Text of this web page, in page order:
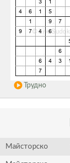
Трудно
Майсторско